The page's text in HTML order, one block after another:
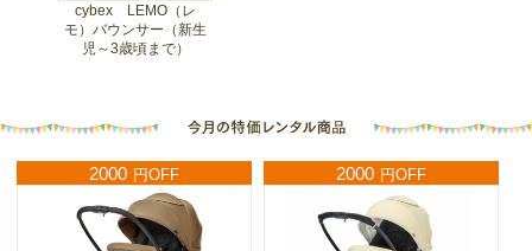
cybex LEMO（レ
モ）バウンサー（新生
児～3歳頃まで）
2000 円OFF 2000 円OFF